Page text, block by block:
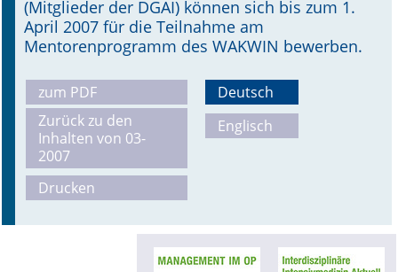
(Mitglieder der DGAI) können sich bis zum 1.
April 2007 für die Teilnahme am
Mentorenprogramm des WAKWIN bewerben.
zum PDF
Zurück zu den
Inhalten von 03-
2007
Drucken
Deutsch
Englisch